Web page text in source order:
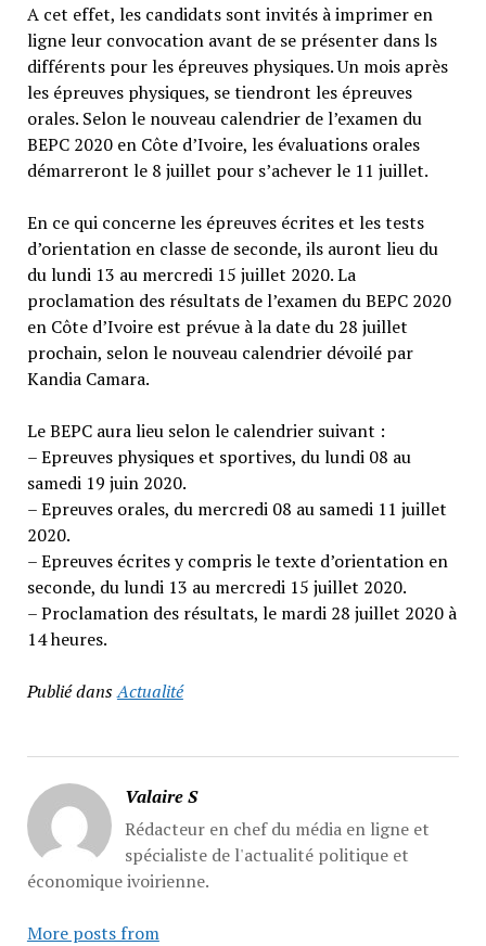
A cet effet, les candidats sont invités à imprimer en
ligne leur convocation avant de se présenter dans ls
différents pour les épreuves physiques. Un mois après
les épreuves physiques, se tiendront les épreuves
orales. Selon le nouveau calendrier de l’examen du
BEPC 2020 en Côte d’Ivoire, les évaluations orales
démarreront le 8 juillet pour s’achever le 11 juillet.
En ce qui concerne les épreuves écrites et les tests
d’orientation en classe de seconde, ils auront lieu du
du lundi 13 au mercredi 15 juillet 2020. La
proclamation des résultats de l’examen du BEPC 2020
en Côte d’Ivoire est prévue à la date du 28 juillet
prochain, selon le nouveau calendrier dévoilé par
Kandia Camara.
Le BEPC aura lieu selon le calendrier suivant :
– Epreuves physiques et sportives, du lundi 08 au
samedi 19 juin 2020.
– Epreuves orales, du mercredi 08 au samedi 11 juillet
2020.
– Epreuves écrites y compris le texte d’orientation en
seconde, du lundi 13 au mercredi 15 juillet 2020.
– Proclamation des résultats, le mardi 28 juillet 2020 à
14 heures.
Publié dansActualité
Valaire S
Rédacteur en chef du média en ligne et
spécialiste de l'actualité politique et
économique ivoirienne.
More posts from